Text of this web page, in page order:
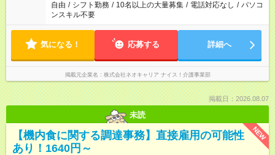
自由 / シフト勤務 / 10名以上の大量募集 / 電話対応なし / パソコ
ンスキル不要
気になる！ 応募する 詳細へ
掲載元企業名 株式会社ネオキャリア ナイス！介護事業部
掲載日：2026.08.07
未読
NEW
【機内食に関する調達事務】直接雇用の可能性
あり！1640円～